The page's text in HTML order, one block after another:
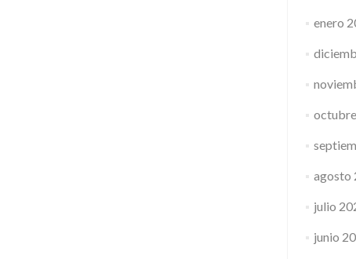
enero
agosto
julio
junio